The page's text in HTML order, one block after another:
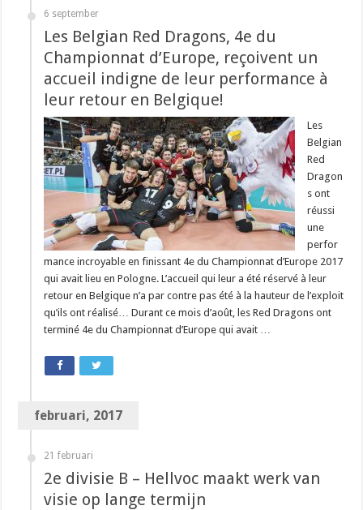
6 september
Les Belgian Red Dragons, 4e du
Championnat d’Europe, reçoivent un
accueil indigne de leur performance à
leur retour en Belgique!
Les
Belgian
Red
Dragon
s ont
réussi
une
perfor
mance incroyable en finissant 4e du Championnat d’Europe 2017
qui avait lieu en Pologne. L’accueil qui leur a été réservé à leur
retour en Belgique n’a par contre pas été à la hauteur de l’exploit
qu’ils ont réalisé… Durant ce mois d’août, les Red Dragons ont
terminé 4e du Championnat d’Europe qui avait …
februari, 2017
21 februari
2e divisie B – Hellvoc maakt werk van
visie op lange termijn